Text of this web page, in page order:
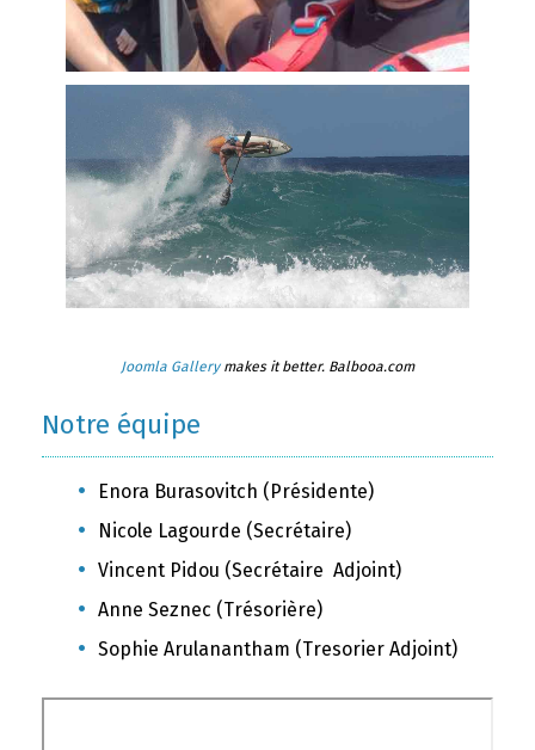
Joomla Gallerymakes it better. Balbooa.com
Notre équipe
Enora Burasovitch (Présidente)
Nicole Lagourde (Secrétaire)
Vincent Pidou (Secrétaire Adjoint)
Anne Seznec (Trésorière)
Sophie Arulanantham (Tresorier Adjoint)